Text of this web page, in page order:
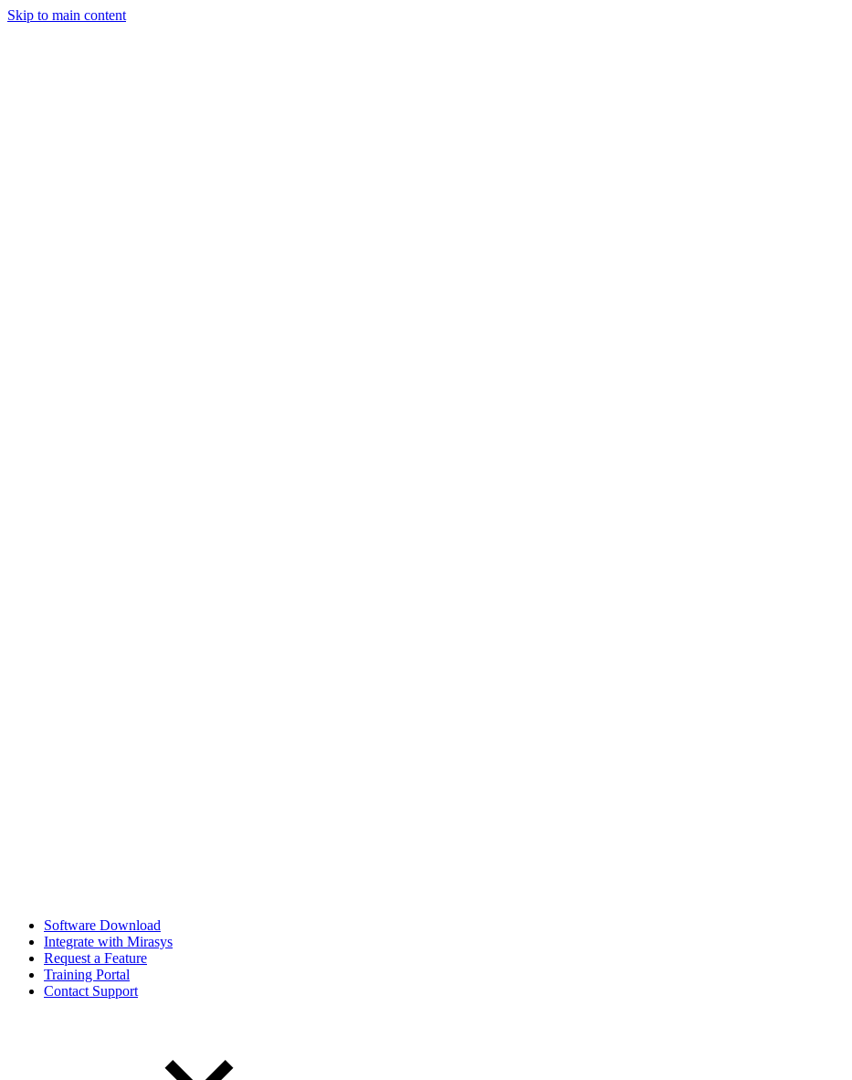
Skip to main content
Software Download
Integrate with Mirasys
Request a Feature
Training Portal
Contact Support